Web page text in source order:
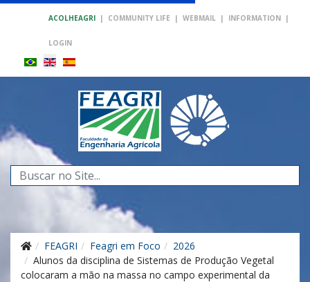
ACOLHEAGRI | COMMUNITY LIFE | WEBMAIL | INFORMATION |
LOGIN
Search
...
FEAGRI Feagri em Foco
2026
Alunos da disciplina de Sistemas de Produção Vegetal
colocaram a mão na massa no campo experimental da